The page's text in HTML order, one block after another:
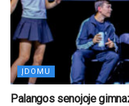
ĮDOMU
Palangos senojoje